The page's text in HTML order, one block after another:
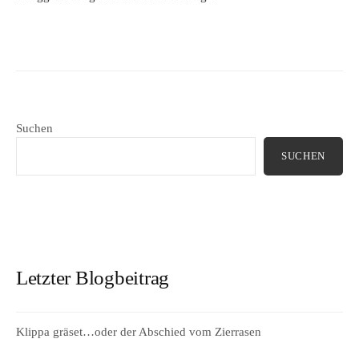
Suchen
SUCHEN
Letzter Blogbeitrag
Klippa gräset…oder der Abschied vom Zierrasen